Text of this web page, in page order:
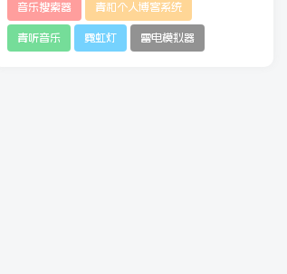
音乐搜索器 青和个人博客系统
青听音乐 霓虹灯 雷电模拟器